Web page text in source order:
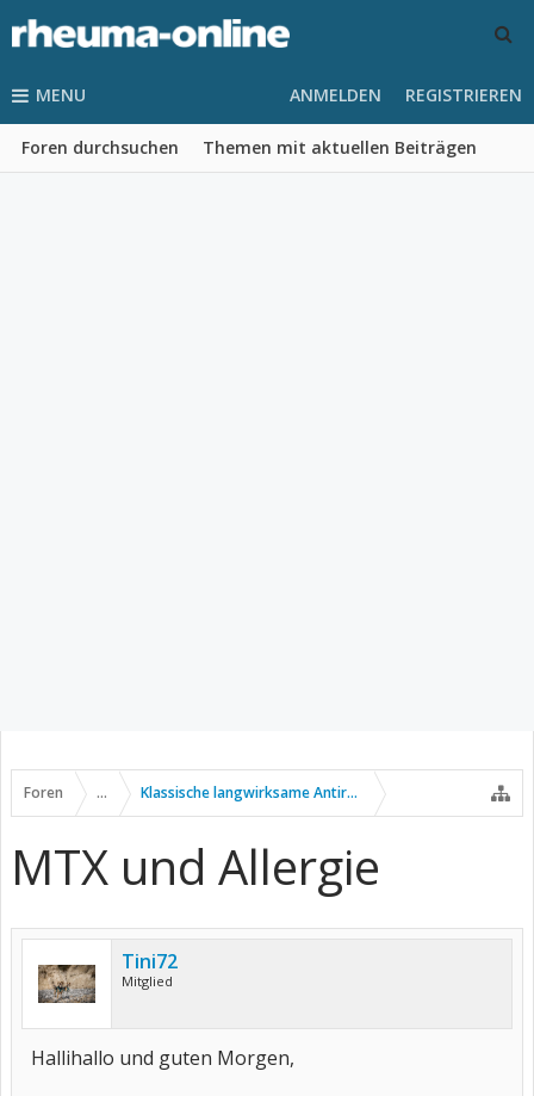
MENU
Foren durchsuchen Themen mit aktuellen Beiträgen
ANMELDEN REGISTRIEREN
Foren ... Klassische langwirksame Antirheumatika
MTX und Allergie
Tini72
Mitglied
Hallihallo und guten Morgen,